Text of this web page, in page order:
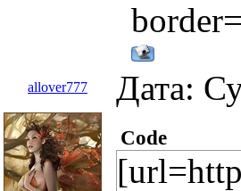
allover777 Дата:
Code